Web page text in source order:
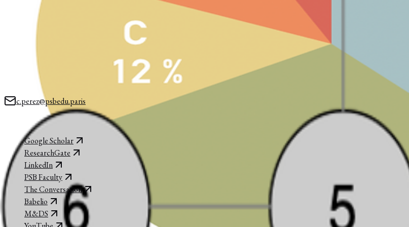
RÉSEAUX
Formules clés
ASSOCIATE PROFESSOR, PARIS SCHOOL OF BUSINESS
Chercheur en sciences des réseaux, intelligence artificielle et nouvelles technologies. Auteur, professeur, créateur de contenu.
c.perez@psbedu.paris
Paris, France
PRÉSENCE
Google Scholar
ResearchGate
LinkedIn
PSB Faculty
The Conversation
Babelio
M&DS